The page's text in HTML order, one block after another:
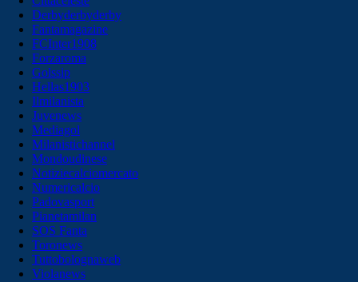
Derbyderbyderby
Fantamagazine
FCInter1908
Forzaroma
Golssip
Hellas1903
Ilmilanista
Juvenews
Mediagol
Milanistichannel
Mondoudinese
Notiziecalciomercato
Numericalcio
Padovasport
Pianetamilan
SOS Fanta
Toronews
Tuttobolognaweb
Violanews